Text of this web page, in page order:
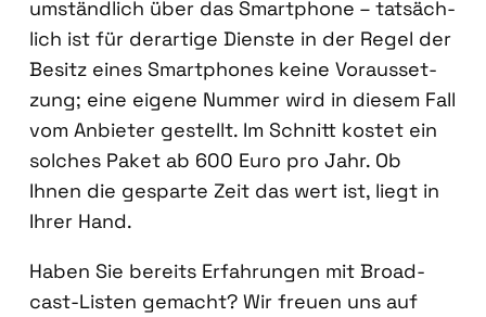
umständ­lich über das Smart­phone – tat­säch­
lich ist für der­ar­ti­ge Diens­te in der Regel der
Besitz eines Smart­phones kei­ne Vor­aus­set­
zung; eine eige­ne Num­mer wird in die­sem Fall
vom Anbie­ter gestellt. Im Schnitt kos­tet ein
sol­ches Paket ab 600 Euro pro Jahr. Ob
Ihnen die gespar­te Zeit das wert ist, liegt in
Ihrer Hand.
Haben Sie bereits Erfah­run­gen mit Broad­
cast-Lis­ten gemacht? Wir freu­en uns auf